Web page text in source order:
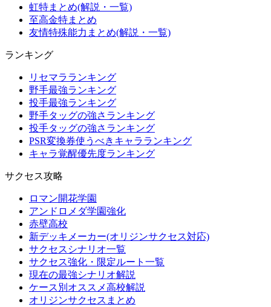
虹特まとめ(解説・一覧)
至高金特まとめ
友情特殊能力まとめ(解説・一覧)
ランキング
リセマラランキング
野手最強ランキング
投手最強ランキング
野手タッグの強さランキング
投手タッグの強さランキング
PSR変換券使うべきキャラランキング
キャラ覚醒優先度ランキング
サクセス攻略
ロマン開花学園
アンドロメダ学園強化
赤壁高校
新デッキメーカー(オリジンサクセス対応)
サクセスシナリオ一覧
サクセス強化・限定ルート一覧
現在の最強シナリオ解説
ケース別オススメ高校解説
オリジンサクセスまとめ